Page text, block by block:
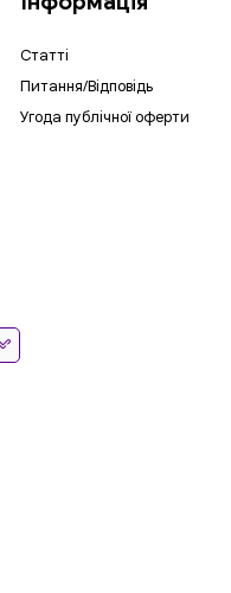
Статті
Питання/Відповідь
Угода публічної оферти